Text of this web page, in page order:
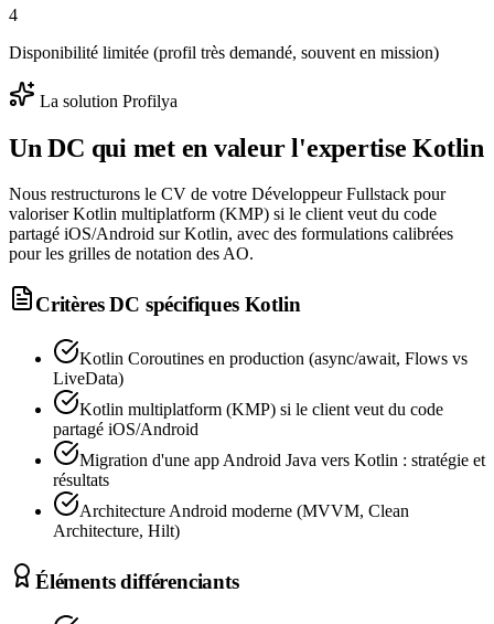
4
Disponibilité limitée (profil très demandé, souvent en mission)
La solution Profilya
Un DC qui met en valeur l'expertiseKotlin
Nous restructurons le CV de votre Développeur Fullstack pour
valoriser Kotlin multiplatform (KMP) si le client veut du code
partagé iOS/Android sur Kotlin, avec des formulations calibrées
pour les grilles de notation des AO.
Critères DC spécifiques Kotlin
Kotlin Coroutines en production (async/await, Flows vs
LiveData)
Kotlin multiplatform (KMP) si le client veut du code
partagé iOS/Android
Migration d'une app Android Java vers Kotlin : stratégie et
résultats
Architecture Android moderne (MVVM, Clean
Architecture, Hilt)
Éléments différenciants